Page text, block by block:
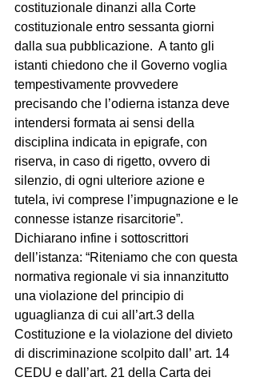
costituzionale dinanzi alla Corte
costituzionale entro sessanta giorni
dalla sua pubblicazione.  A tanto gli
istanti chiedono che il Governo voglia
tempestivamente provvedere
precisando che l’odierna istanza deve
intendersi formata ai sensi della
disciplina indicata in epigrafe, con
riserva, in caso di rigetto, ovvero di
silenzio, di ogni ulteriore azione e
tutela, ivi comprese l’impugnazione e le
connesse istanze risarcitorie”.
Dichiarano infine i sottoscrittori
dell’istanza: “Riteniamo che con questa
normativa regionale vi sia innanzitutto
una violazione del principio di
uguaglianza di cui all’art.3 della
Costituzione e la violazione del divieto
di discriminazione scolpito dall’ art. 14
CEDU e dall’art. 21 della Carta dei